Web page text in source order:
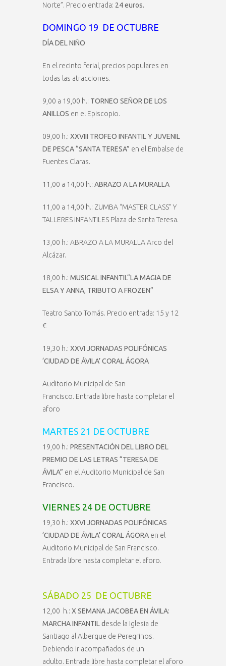
Norte”. Precio entrada: 24 euros.
DOMINGO 19 DE OCTUBRE
DÍA DEL NIÑO
En el recinto ferial, precios populares en
todas las atracciones.
9,00 a 19,00 h.: TORNEO SEÑOR DE LOS
ANILLOS en el Episcopio.
09,00 h.: XXVIII TROFEO INFANTIL Y JUVENIL
DE PESCA “SANTA TERESA” en el Embalse de
Fuentes Claras.
11,00 a 14,00 h.: ABRAZO A LA MURALLA
11,00 a 14,00 h.: ZUMBA “MASTER CLASS” Y
TALLERES INFANTILES Plaza de Santa Teresa.
13,00 h.: ABRAZO A LA MURALLA Arco del
Alcázar.
18,00 h.: MUSICAL INFANTIL“LA MAGIA DE
ELSA Y ANNA, TRIBUTO A FROZEN”
Teatro Santo Tomás. Precio entrada: 15 y 12
€
19,30 h.: XXVI JORNADAS POLIFÓNICAS
‘CIUDAD DE ÁVILA’CORAL ÁGORA
Auditorio Municipal de San
Francisco. Entrada libre hasta completar el
aforo
MARTES 21 DE OCTUBRE
19,00 h.: PRESENTACIÓN DEL LIBRO DEL
PREMIO DE LAS LETRAS “TERESA DE
ÁVILA” en el Auditorio Municipal de San
Francisco.
VIERNES 24 DE OCTUBRE
19,30 h.: XXVI JORNADAS POLIFÓNICAS
‘CIUDAD DE ÁVILA’ CORAL ÁGORA en el
Auditorio Municipal de San Francisco.
Entrada libre hasta completar el aforo.
SÁBADO 25 DE OCTUBRE
12,00 h.: X SEMANA JACOBEA EN ÁVILA:
MARCHA INFANTIL desde la Iglesia de
Santiago al Albergue de Peregrinos.
Debiendo ir acompañados de un
adulto. Entrada libre hasta completar el aforo